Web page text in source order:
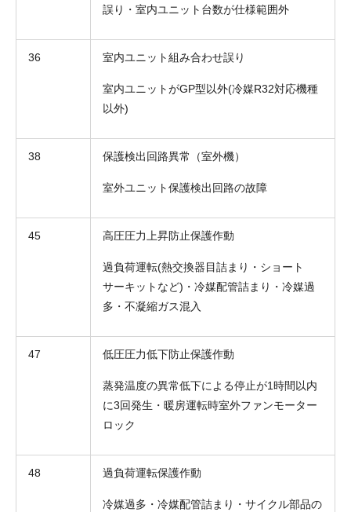
誤り・室内ユニット台数が仕様範囲外
36 室内ユニット組み合わせ誤り
室内ユニットがGP型以外(冷媒R32対応機種
以外)
38 保護検出回路異常（室外機）
室外ユニット保護検出回路の故障
45 高圧圧力上昇防止保護作動
過負荷運転(熱交換器目詰まり・ショート
サーキットなど)・冷媒配管詰まり・冷媒過
多・不凝縮ガス混入
47 低圧圧力低下防止保護作動
蒸発温度の異常低下による停止が1時間以内
に3回発生・暖房運転時室外ファンモーター
ロック
48 過負荷運転保護作動
冷媒過多・冷媒配管詰まり・サイクル部品の